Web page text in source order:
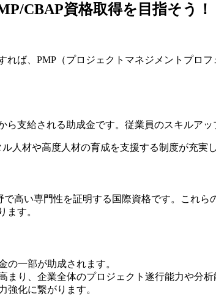
CBAP資格取得を目指そう！
ば、PMP（プロジェクトマネジメントプロ
支給される助成金です。従業員のスキルア
人材や高度人材の育成を支援する制度が充実し
高い専門性を証明する国際資格です。これ
ます。
の一部が助成されます。
まり、企業全体のプロジェクト遂行能力や分析
強化に繋がります。